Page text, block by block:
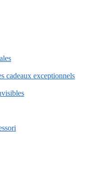
cadeaux exceptionnels